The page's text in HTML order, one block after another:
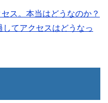
ス。本当はどうなのか？
てアクセスはどうなっ